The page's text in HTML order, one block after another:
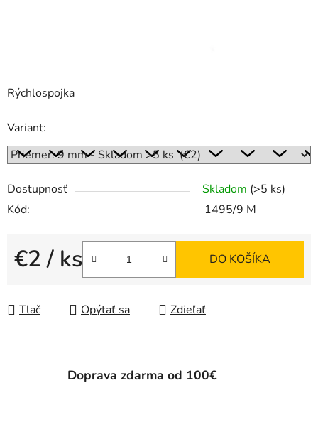
Rýchlospojka
Variant:
Dostupnosť Skladom (>5 ks)
Kód:
1495/9 M
€2/ ks
Jednotková cena:
DO KOŠÍKA
Tlač Opýtať sa Zdieľať
Doprava zdarma od 100€